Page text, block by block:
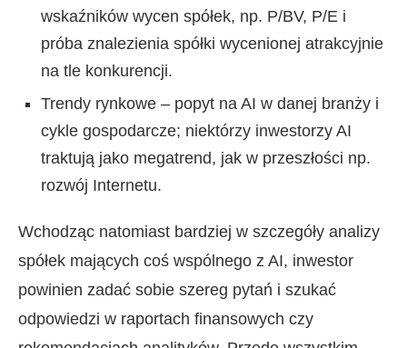
wskaźników wycen spółek, np. P/BV, P/E i
próba znalezienia spółki wycenionej atrakcyjnie
na tle konkurencji.
Trendy rynkowe – popyt na AI w danej branży i
cykle gospodarcze; niektórzy inwestorzy AI
traktują jako megatrend, jak w przeszłości np.
rozwój Internetu.
Wchodząc natomiast bardziej w szczegóły analizy
spółek mających coś wspólnego z AI, inwestor
powinien zadać sobie szereg pytań i szukać
odpowiedzi w raportach finansowych czy